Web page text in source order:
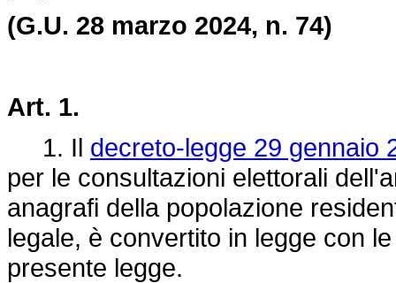
(G.U. 28 marzo 2024, n. 74)
Art. 1.
1. Il decreto-legge 29 gennaio
per le consultazioni elettorali
anagrafi della popolazione
legale, è convertito in legge con
presente legge.